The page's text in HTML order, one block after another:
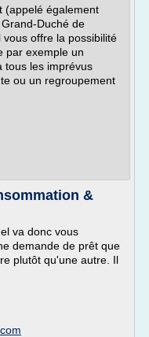
(appelé également
Duché de
offre la possibilité
par exemple un
tous les imprévus
ou un regroupement
&
va donc vous
demande de prêt que
plutôt qu'une autre. Il